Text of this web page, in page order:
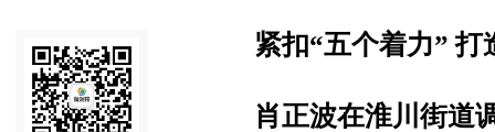
紧扣“五个着力”
肖正波在淮川街道